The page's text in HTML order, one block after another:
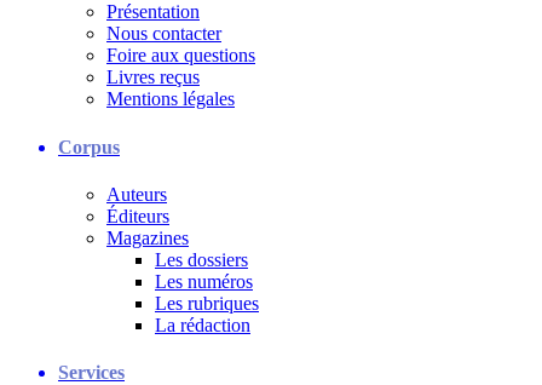
Présentation
Nous contacter
Foire aux questions
Livres reçus
Mentions légales
Corpus
Auteurs
Éditeurs
Magazines
Les dossiers
Les numéros
Les rubriques
La rédaction
Services